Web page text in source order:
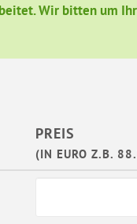
Wir bitten um
PREIS
(IN EURO Z.B.